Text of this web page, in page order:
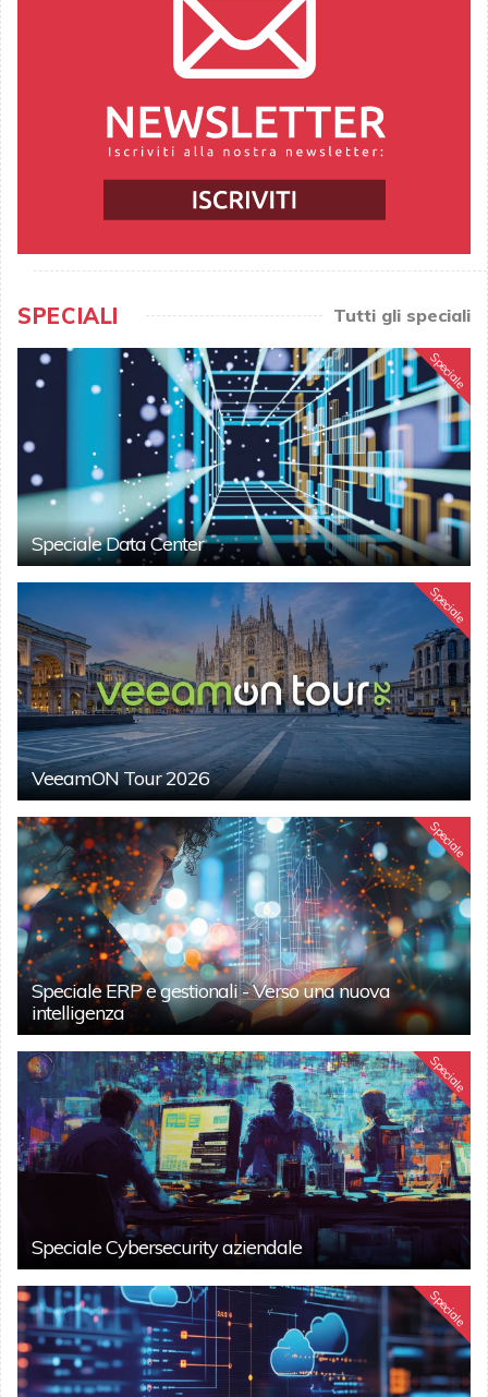
SPECIALI Tutti gli speciali
Speciale
Speciale Data Center
Speciale
VeeamON Tour 2026
Speciale
Speciale ERP e gestionali - Verso una nuova
intelligenza
Speciale
Speciale Cybersecurity aziendale
Speciale